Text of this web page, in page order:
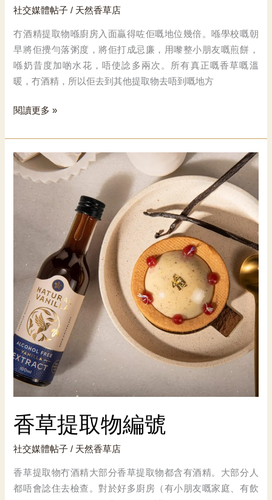
社交媒體帖子 / 天然香草店
冇酒精提取物喺廚房入面贏得咗佢嘅地位幾倍。喺學校嘅朝
早將佢攪勻落粥度，將佢打成忌廉，用嚟整小朋友嘅煎餅，
喺奶昔度加啲水花，唔使諗多兩次。所有真正嘅香草嘅溫
暖，冇酒精，所以佢去到其他提取物去唔到嘅地方
冇
精
提
取
閱讀更多 »
香草提取物編號
社交媒體帖子 / 天然香草店
香草提取物冇酒精大部分香草提取物都含有酒精。大部分人
都唔會諗住去檢查。對於好多廚房（有小朋友嘅家庭、有飲